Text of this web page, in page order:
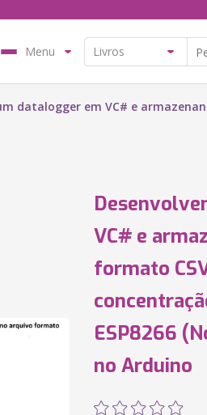
Menu
datalogger em VC# e
VC# e
formato
ESP8266
no Arduino